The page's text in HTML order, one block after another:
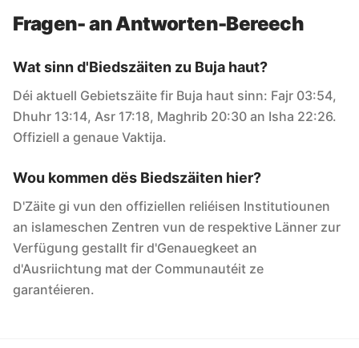
Fragen- an Antworten-Bereech
Wat sinn d'Biedszäiten zu Buja haut?
Déi aktuell Gebietszäite fir Buja haut sinn: Fajr 03:54,
Dhuhr 13:14, Asr 17:18, Maghrib 20:30 an Isha 22:26.
Offiziell a genaue Vaktija.
Wou kommen dës Biedszäiten hier?
D'Zäite gi vun den offiziellen reliéisen Institutiounen
an islameschen Zentren vun de respektive Länner zur
Verfügung gestallt fir d'Genauegkeet an
d'Ausriichtung mat der Communautéit ze
garantéieren.